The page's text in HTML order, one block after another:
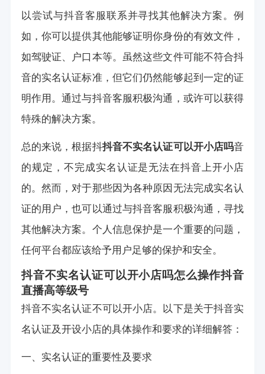
以尝试与抖音客服联系并寻找其他解决方案。例
如，你可以提供其他能够证明你身份的有效文件，
如驾驶证、户口本等。虽然这些文件可能不符合抖
音的实名认证标准，但它们仍然能够起到一定的证
明作用。通过与抖音客服积极沟通，或许可以获得
特殊的解决方案。
总的来说，根据抖抖音不实名认证可以开小店吗音
的规定，不完成实名认证是无法在抖音上开小店
的。然而，对于那些因为各种原因无法完成实名认
证的用户，也可以通过与抖音客服积极沟通，寻找
其他解决方案。个人信息保护是一个重要的问题，
任何平台都应该给予用户足够的保护和安全。
抖音不实名认证可以开小店吗怎么操作抖音
直播高等级号
抖音不实名认证不可以开小店。以下是关于抖音实
名认证及开设小店的具体操作和要求的详细解答：
一、实名认证的重要性及要求